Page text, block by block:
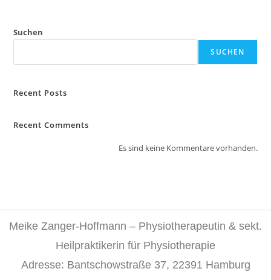
Suchen
SUCHEN
Recent Posts
Recent Comments
Es sind keine Kommentare vorhanden.
Meike Zanger-Hoffmann – Physiotherapeutin & sekt.
Heilpraktikerin für Physiotherapie
Adresse: Bantschowstraße 37, 22391 Hamburg